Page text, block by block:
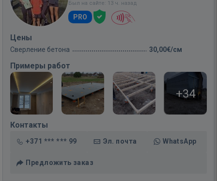
Был на сайте: 13 ч. назад
PRO
Цены
Сверление бетона 30,00€/см
Примеры работ
+34
Контакты
+371 *** *** 99 Эл. почта WhatsApp
Предложить заказ